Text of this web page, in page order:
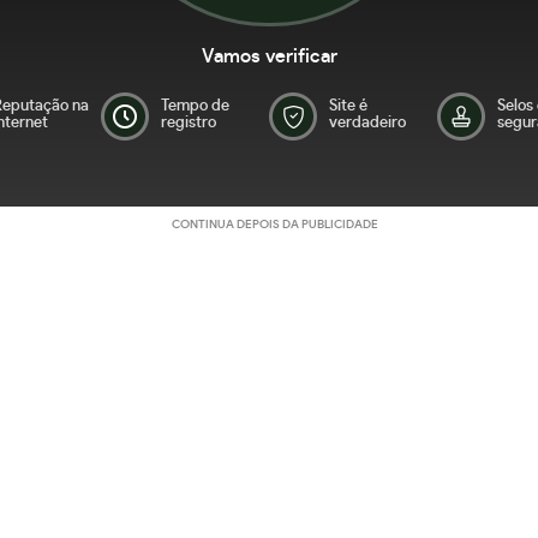
Vamos verificar
na
Tempo de
registro
Site é
verdadeiro
Selos
CONTINUA DEPOIS DA PUBLICIDADE